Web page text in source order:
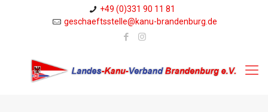
+49 (0)331 90 11 81
geschaeftsstelle@kanu-brandenburg.de